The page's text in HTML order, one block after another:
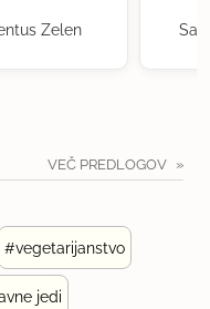
Zelen
VEČ PREDLOGOV
#vegetarijanstvo
jedi